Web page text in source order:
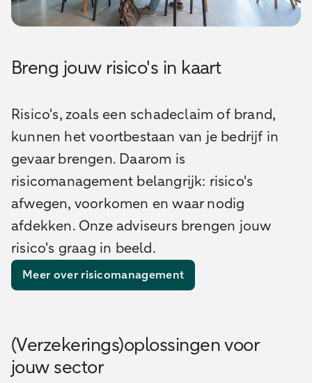
Breng jouw risico's in kaart
Risico's, zoals een schadeclaim of brand,
kunnen het voortbestaan van je bedrijf in
gevaar brengen. Daarom is
risicomanagement belangrijk: risico's
afwegen, voorkomen en waar nodig
afdekken. Onze adviseurs brengen jouw
risico's graag in beeld.
Meer over risicomanagement
(Verzekerings)oplossingen voor
jouw sector